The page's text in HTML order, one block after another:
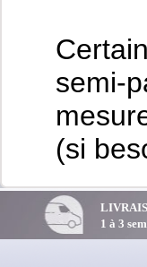
semi-
(si
1 à 3